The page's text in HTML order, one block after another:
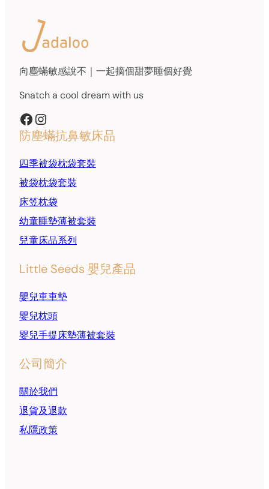
向塵蟎敏感說不｜一起摘個甜夢睡個好覺
Snatch a cool dream with us
Facebook Instagram
防塵蟎抗鼻敏床品
四季被袋枕袋套裝
被袋枕袋套裝
床笠枕袋
幼童睡墊薄被套裝
兒童床品系列
Little Seeds 嬰兒產品
嬰兒車車墊
嬰兒枕頭
嬰兒手提床墊薄被套裝
公司簡介
關於我們
退貨及退款
私隱政策